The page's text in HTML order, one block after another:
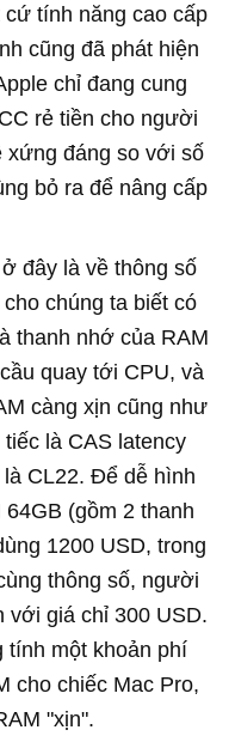
cứ tính năng cao cấp
cũng đã phát hiện
chỉ đang cung
rẻ tiền cho người
xứng đáng so với số
bỏ ra để nâng cấp
đây là về thông số
chúng ta biết có
thanh nhớ của RAM
quay tới CPU, và
càng xịn cũng như
là CAS latency
CL22. Để dễ hình
(gồm 2 thanh
1200 USD, trong
thông số, người
với giá chỉ 300 USD.
tính một khoản phí
cho chiếc Mac Pro,
"xịn".